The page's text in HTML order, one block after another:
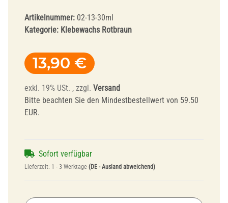
Artikelnummer: 02-13-30ml
Kategorie: Klebewachs Rotbraun
13,90 €
exkl. 19% USt. , zzgl. Versand
Bitte beachten Sie den Mindestbestellwert von 59.50
EUR.
Sofort verfügbar
Lieferzeit: 1 - 3 Werktage (DE - Ausland abweichend)